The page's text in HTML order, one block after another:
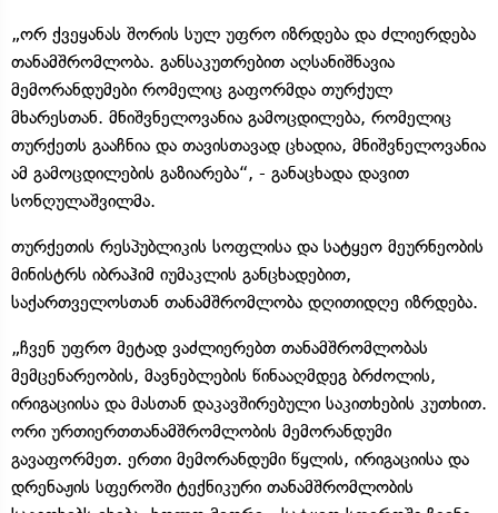
„ორ ქვეყანას შორის სულ უფრო იზრდება და ძლიერდება
თანამშრომლობა. განსაკუთრებით აღსანიშნავია
მემორანდუმები რომელიც გაფორმდა თურქულ
მხარესთან. მნიშვნელოვანია გამოცდილება, რომელიც
თურქეთს გააჩნია და თავისთავად ცხადია, მნიშვნელოვანია
ამ გამოცდილების გაზიარება“, - განაცხადა დავით
სონღულაშვილმა.
თურქეთის რესპუბლიკის სოფლისა და სატყეო მეურნეობის
მინისტრს იბრაჰიმ იუმაკლის განცხადებით,
საქართველოსთან თანამშრომლობა დღითიდღე იზრდება.
„ჩვენ უფრო მეტად ვაძლიერებთ თანამშრომლობას
მემცენარეობის, მავნებლების წინააღმდეგ ბრძოლის,
ირიგაციისა და მასთან დაკავშირებული საკითხების კუთხით.
ორი ურთიერთთანამშრომლობის მემორანდუმი
გავაფორმეთ. ერთი მემორანდუმი წყლის, ირიგაციისა და
დრენაჟის სფეროში ტექნიკური თანამშრომლობის